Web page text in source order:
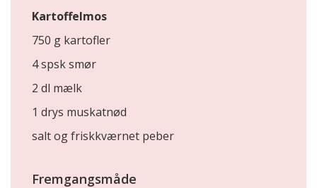
Kartoffelmos
750 g kartofler
4 spsk smør
2 dl mælk
1 drys muskatnød
salt og friskkværnet peber
Fremgangsmåde